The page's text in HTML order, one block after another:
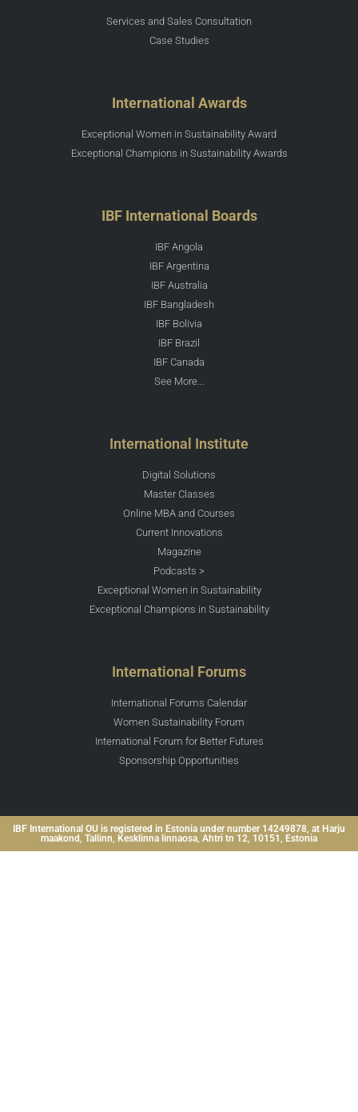
Services and Sales Consultation
Case Studies
International Awards
Exceptional Women in Sustainability Award
Exceptional Champions in Sustainability Awards
IBF International Boards
IBF Angola
IBF Argentina
IBF Australia
IBF Bangladesh
IBF Bolivia
IBF Brazil
IBF Canada
See More...
International Institute
Digital Solutions
Master Classes
Online MBA and Courses
Current Innovations
Magazine
Podcasts >
Exceptional Women in Sustainability
Exceptional Champions in Sustainability
International Forums
International Forums Calendar
Women Sustainability Forum
International Forum for Better Futures
Sponsorship Opportunities
IBF International OU is registered in Estonia under number 14249878, at Harju
maakond, Tallinn, Kesklinna linnaosa, Ahtri tn 12, 10151, Estonia